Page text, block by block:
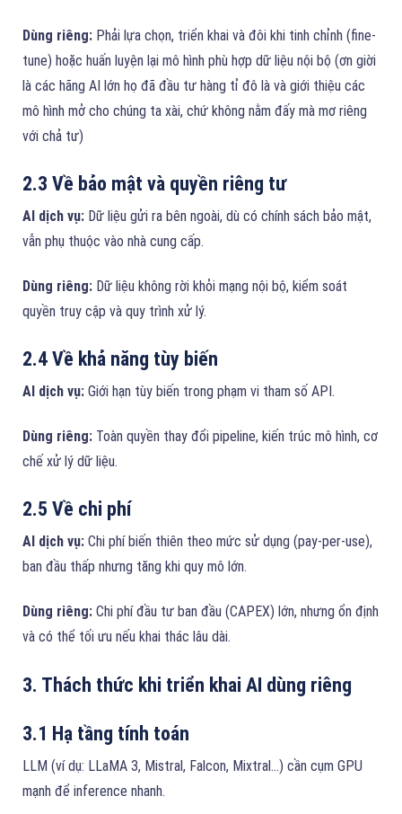
Dùng riêng: Phải lựa chọn, triển khai và đôi khi tinh chỉnh (fine-
tune) hoặc huấn luyện lại mô hình phù hợp dữ liệu nội bộ (ơn giời
là các hãng AI lớn họ đã đầu tư hàng tỉ đô là và giới thiệu các
mô hình mở cho chúng ta xài, chứ không nằm đấy mà mơ riêng
với chả tư)
2.3 Về bảo mật và quyền riêng tư
AI dịch vụ: Dữ liệu gửi ra bên ngoài, dù có chính sách bảo mật,
vẫn phụ thuộc vào nhà cung cấp.
Dùng riêng: Dữ liệu không rời khỏi mạng nội bộ, kiểm soát
quyền truy cập và quy trình xử lý.
2.4 Về khả năng tùy biến
AI dịch vụ: Giới hạn tùy biến trong phạm vi tham số API.
Dùng riêng: Toàn quyền thay đổi pipeline, kiến trúc mô hình, cơ
chế xử lý dữ liệu.
2.5 Về chi phí
AI dịch vụ: Chi phí biến thiên theo mức sử dụng (pay-per-use),
ban đầu thấp nhưng tăng khi quy mô lớn.
Dùng riêng: Chi phí đầu tư ban đầu (CAPEX) lớn, nhưng ổn định
và có thể tối ưu nếu khai thác lâu dài.
3. Thách thức khi triển khai AI dùng riêng
3.1 Hạ tầng tính toán
LLM (ví dụ: LLaMA 3, Mistral, Falcon, Mixtral…) cần cụm GPU
mạnh để inference nhanh.